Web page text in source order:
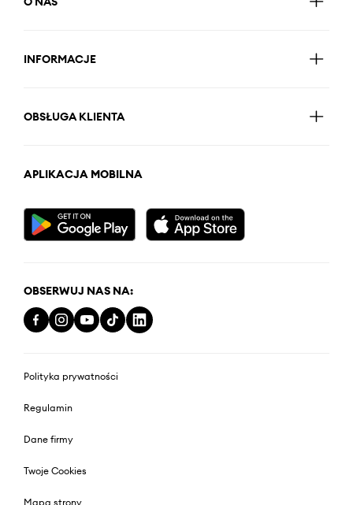
INFORMACJE
OBSŁUGA KLIENTA
APLIKACJA MOBILNA
OBSERWUJ NAS NA:
Polityka prywatności
Regulamin
Dane firmy
Twoje Cookies
Mapa strony